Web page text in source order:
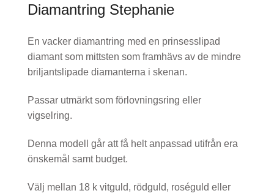
Diamantring Stephanie
En vacker diamantring med en prinsesslipad
diamant som mittsten som framhävs av de mindre
briljantslipade diamanterna i skenan.
Passar utmärkt som förlovningsring eller
vigselring.
Denna modell går att få helt anpassad utifrån era
önskemål samt budget.
Välj mellan 18 k vitguld, rödguld, roséguld eller